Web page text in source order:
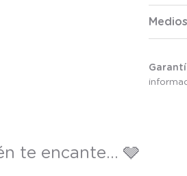
te encante... 🩶